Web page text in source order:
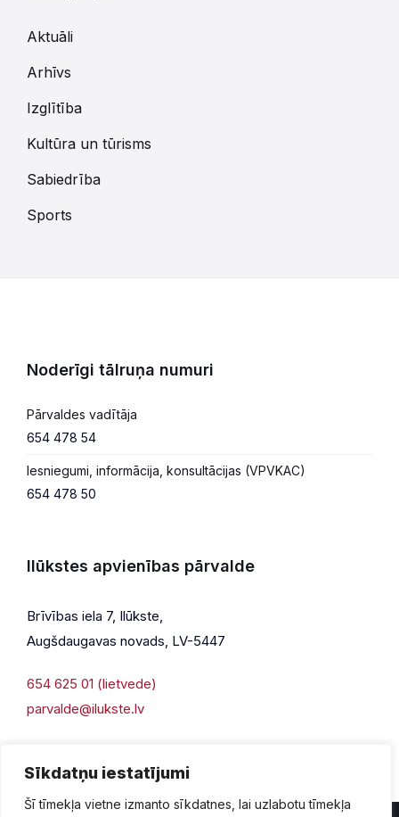
Sīkdatņu iestatījumi
Šī tīmekļa vietne izmanto sīkdatnes, lai uzlabotu tīmekļa
Aktuāli
Arhīvs
Izglītība
Kultūra un tūrisms
Sabiedrība
Sports
Noderīgi tālruņa numuri
Pārvaldes vadītāja
654 478 54
Iesniegumi, informācija, konsultācijas (VPVKAC)
654 478 50
Ilūkstes apvienības pārvalde
Brīvības iela 7, Ilūkste,
Augšdaugavas novads, LV-5447
654 625 01 (lietvede)
parvalde@ilukste.lv